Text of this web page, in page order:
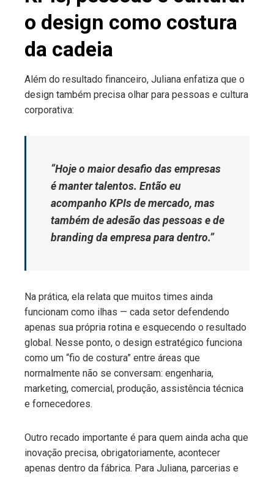
o design como costura
da cadeia
Além do resultado financeiro, Juliana enfatiza que o
design também precisa olhar para pessoas e cultura
corporativa:
“Hoje o maior desafio das empresas
é manter talentos. Então eu
acompanho KPIs de mercado, mas
também de adesão das pessoas e de
branding da empresa para dentro.”
Na prática, ela relata que muitos times ainda
funcionam como ilhas — cada setor defendendo
apenas sua própria rotina e esquecendo o resultado
global. Nesse ponto, o design estratégico funciona
como um “fio de costura” entre áreas que
normalmente não se conversam: engenharia,
marketing, comercial, produção, assistência técnica
e fornecedores.
Outro recado importante é para quem ainda acha que
inovação precisa, obrigatoriamente, acontecer
apenas dentro da fábrica. Para Juliana, parcerias e